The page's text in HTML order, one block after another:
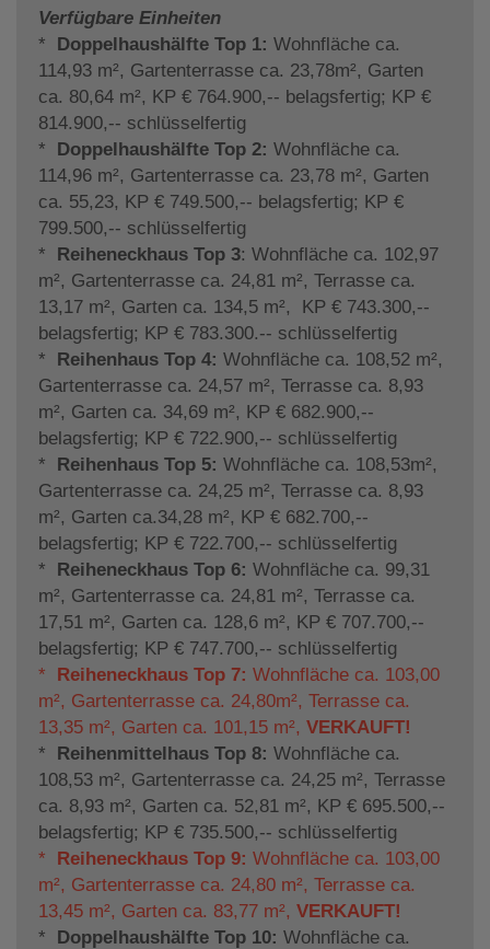
Verfügbare Einheiten
* Doppelhaushälfte Top 1: Wohnfläche ca.
114,93 m², Gartenterrasse ca. 23,78m², Garten
ca. 80,64 m², KP € 764.900,-- belagsfertig; KP €
814.900,-- schlüsselfertig
* Doppelhaushälfte Top 2: Wohnfläche ca.
114,96 m², Gartenterrasse ca. 23,78 m², Garten
ca. 55,23, KP € 749.500,-- belagsfertig; KP €
799.500,-- schlüsselfertig
* Reiheneckhaus Top 3: Wohnfläche ca. 102,97
m², Gartenterrasse ca. 24,81 m², Terrasse ca.
13,17 m², Garten ca. 134,5 m², KP € 743.300,--
belagsfertig; KP € 783.300.-- schlüsselfertig
* Reihenhaus Top 4: Wohnfläche ca. 108,52 m²,
Gartenterrasse ca. 24,57 m², Terrasse ca. 8,93
m², Garten ca. 34,69 m², KP € 682.900,--
belagsfertig; KP € 722.900,-- schlüsselfertig
* Reihenhaus Top 5: Wohnfläche ca. 108,53m²,
Gartenterrasse ca. 24,25 m², Terrasse ca. 8,93
m², Garten ca.34,28 m², KP € 682.700,--
belagsfertig; KP € 722.700,-- schlüsselfertig
* Reiheneckhaus Top 6: Wohnfläche ca. 99,31
m², Gartenterrasse ca. 24,81 m², Terrasse ca.
17,51 m², Garten ca. 128,6 m², KP € 707.700,--
belagsfertig; KP € 747.700,-- schlüsselfertig
* Reiheneckhaus Top 7: Wohnfläche ca. 103,00
m², Gartenterrasse ca. 24,80m², Terrasse ca.
13,35 m², Garten ca. 101,15 m², VERKAUFT!
* Reihenmittelhaus Top 8: Wohnfläche ca.
108,53 m², Gartenterrasse ca. 24,25 m², Terrasse
ca. 8,93 m², Garten ca. 52,81 m², KP € 695.500,--
belagsfertig; KP € 735.500,-- schlüsselfertig
* Reiheneckhaus Top 9: Wohnfläche ca. 103,00
m², Gartenterrasse ca. 24,80 m², Terrasse ca.
13,45 m², Garten ca. 83,77 m², VERKAUFT!
* Doppelhaushälfte Top 10: Wohnfläche ca.